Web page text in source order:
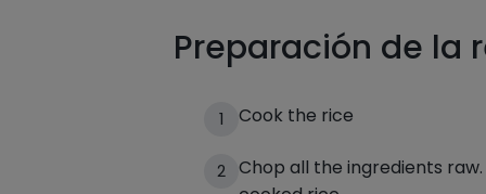
Preparación de la
1 Cook the rice
2 Chop all the ingredients